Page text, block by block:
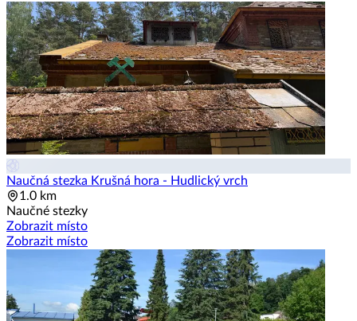
Naučná stezka Krušná hora - Hudlický vrch
1.0 km
Naučné stezky
Zobrazit místo
Zobrazit místo